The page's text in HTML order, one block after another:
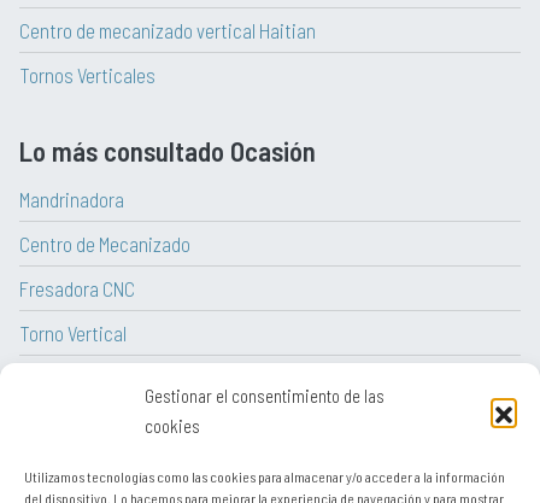
Gestionar el consentimiento de las
cookies
Utilizamos tecnologías como las cookies para almacenar y/o acceder a la información
del dispositivo. Lo hacemos para mejorar la experiencia de navegación y para mostrar
Centro de mecanizado vertical Haitian
Tornos Verticales
Lo más consultado Ocasión
Mandrinadora
Centro de Mecanizado
Fresadora CNC
Torno Vertical
Tornos paralelos convencionales